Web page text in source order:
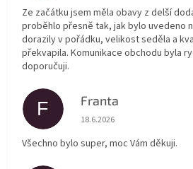
Ze začátku jsem měla obavy z delší
proběhlo přesně tak, jak bylo uvedeno
dorazily v pořádku, velikost seděla a
překvapila. Komunikace obchodu byla
doporučuji.
F Franta
Hodnocení obchodu je 5 z
18.6.2026
Všechno bylo super, moc Vám děkuji.